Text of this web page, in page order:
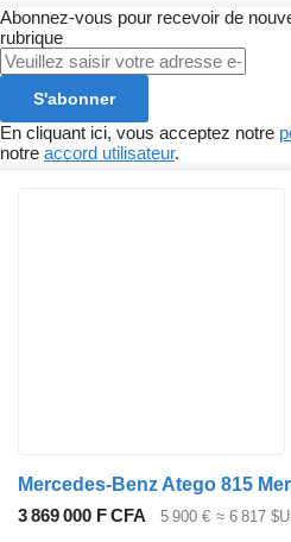
Abonnez-vous pour recevoir de
rubrique
S'abonner
En cliquant ici, vous acceptez notre
notre accord utilisateur.
Mercedes-Benz Atego 815
3 869 000 F CFA
5 900 € ≈ 6 817